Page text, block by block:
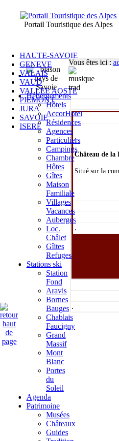
Hébergements
Hôtels
AccorHotel
Résidences
Agences
Particuliers
Campings
Chambre
Hôtes
Gîtes
Maison
Familiale
Villages
Vacances
Auberges
Loc.
Châlet
Gîites
Refuges
Stations ski
Station
Fond
Aravis
Bornes
Bauges
Chablais
Faucigny
Grand
Massif
Mont
Blanc
Portes
du
Soleil
Agenda
Patrimoine
Musées
Châteaux
Guides
HAUTE-SAVOIE
GENEVE
VALAIS
VAUD
VALLEE AOSTE
PIEMONT
JURA
SAVOIE
ISERE
Portail Touristique des Alpes
.
Château de la
Situé sur la
.
.
Vous êtes ici :